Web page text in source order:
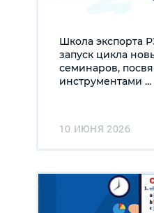
Школа экспорта
запуск цикла
семинаров,
инструментами ...
10 ИЮНЯ 2026